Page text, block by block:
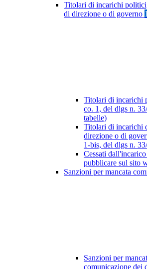
Titolari di incarichi
di direzione o di governo 1
Titolari di incarichi
co. 1, del dlgs n.
tabelle)
Titolari di incarichi
direzione o di
1-bis, del dlgs n.
Cessati
pubblicare sul sito
Sanzioni per mancata
Sanzioni per
comunicazione dei